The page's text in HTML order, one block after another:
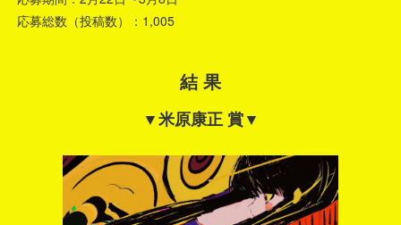
応募総数（投稿数）：1,005
結 果
▼米原康正 賞▼